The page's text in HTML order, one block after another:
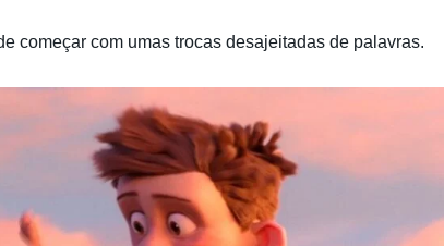
começar com umas trocas desajeitadas de palavras.